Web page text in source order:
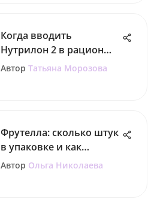
Когда вводить
Нутрилон 2 в рацион
ребенка
Автор Татьяна Морозова
Фрутелла: сколько штук
в упаковке и как
выбрать
Автор Ольга Николаева